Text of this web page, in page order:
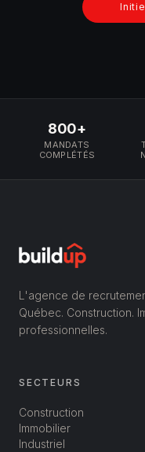
800+
MANDATS
COMPLÉTÉS
L'agence de
Québec. Construction.
professionnelles.
SECTEURS
Construction
Immobilier
Industriel